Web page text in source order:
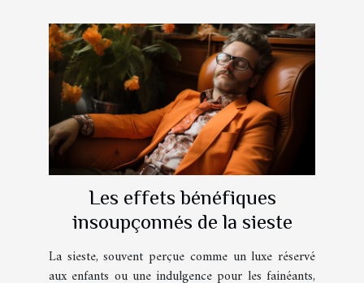
Les effets bénéfiques
insoupçonnés de la sieste
La sieste, souvent perçue comme un luxe réservé
aux enfants ou une indulgence pour les fainéants,